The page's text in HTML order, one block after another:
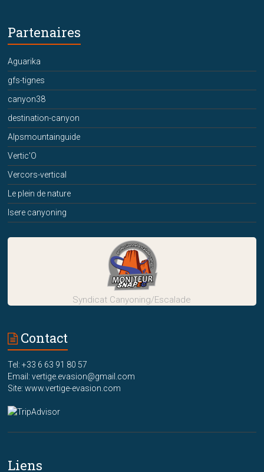
Partenaires
Aguarika
gfs-tignes
canyon38
destination-canyon
Alpsmountainguide
Vertic'O
Vercors-vertical
Le plein de nature
Isere canyoning
Syndicat Canyoning/Escalade
Contact
Tel: +33 6 63 91 80 57
Email: vertige.evasion@gmail.com
Site: www.vertige-evasion.com
Liens